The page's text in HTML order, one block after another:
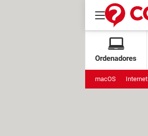
Ordenadores
macOS Internet